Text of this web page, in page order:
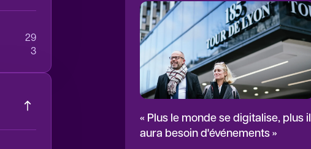
29
3
« Plus le monde se digitalise, plus il
aura besoin d'événements »